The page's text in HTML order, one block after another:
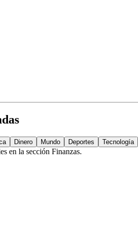
Dinero Mundo Deportes Tecnología
en la sección Finanzas.